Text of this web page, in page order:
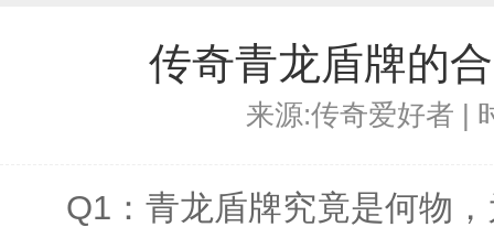
传奇青龙盾牌的
来源:传奇爱好者 |
Q1：青龙盾牌究竟是何物